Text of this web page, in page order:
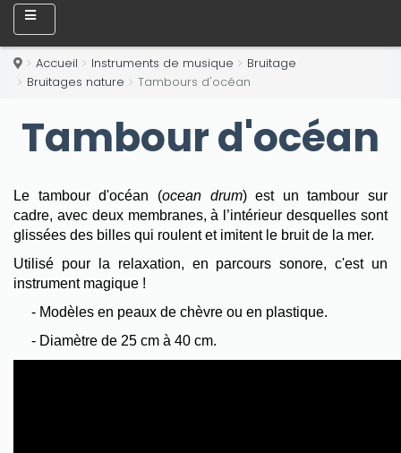
Accueil Instruments de musique
Bruitage
Bruitages nature
Tambours d'océan
Tambour d'océan
Le tambour d'océan (ocean drum) est un tambour sur
cadre, avec deux membranes, à l’intérieur desquelles sont
glissées des billes qui roulent et imitent le bruit de la mer.
Utilisé pour la relaxation, en parcours sonore, c'est un
instrument magique !
- Modèles en peaux de chèvre ou en plastique.
- Diamètre de 25 cm à 40 cm.